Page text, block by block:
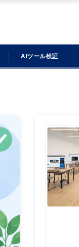
AIツール検証